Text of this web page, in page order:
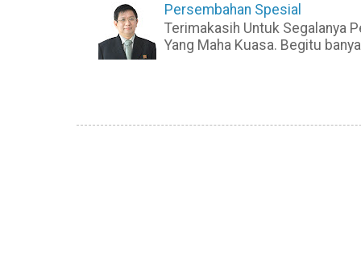
Persembahan Spesial
Terimakasih Untuk Segalanya
Yang Maha Kuasa. Begitu